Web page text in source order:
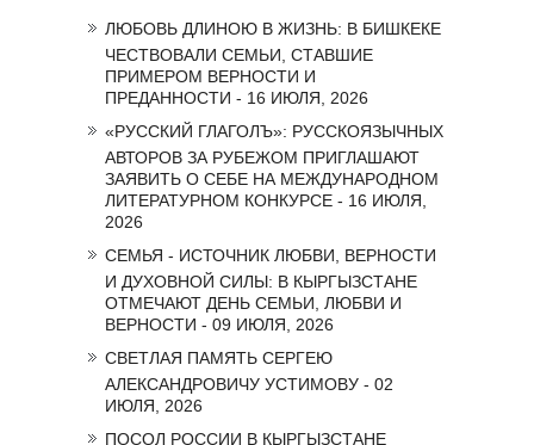
ЛЮБОВЬ ДЛИНОЮ В ЖИЗНЬ: В БИШКЕКЕ
ЧЕСТВОВАЛИ СЕМЬИ, СТАВШИЕ
ПРИМЕРОМ ВЕРНОСТИ И
ПРЕДАННОСТИ - 16 ИЮЛЯ, 2026
«РУССКИЙ ГЛАГОЛЪ»: РУССКОЯЗЫЧНЫХ
АВТОРОВ ЗА РУБЕЖОМ ПРИГЛАШАЮТ
ЗАЯВИТЬ О СЕБЕ НА МЕЖДУНАРОДНОМ
ЛИТЕРАТУРНОМ КОНКУРСЕ - 16 ИЮЛЯ,
2026
СЕМЬЯ - ИСТОЧНИК ЛЮБВИ, ВЕРНОСТИ
И ДУХОВНОЙ СИЛЫ: В КЫРГЫЗСТАНЕ
ОТМЕЧАЮТ ДЕНЬ СЕМЬИ, ЛЮБВИ И
ВЕРНОСТИ - 09 ИЮЛЯ, 2026
СВЕТЛАЯ ПАМЯТЬ СЕРГЕЮ
АЛЕКСАНДРОВИЧУ УСТИМОВУ - 02
ИЮЛЯ, 2026
ПОСОЛ РОССИИ В КЫРГЫЗСТАНЕ